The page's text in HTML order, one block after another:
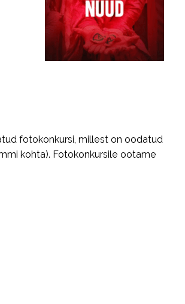
fotokonkursi, millest on oodatud
kohta). Fotokonkursile ootame